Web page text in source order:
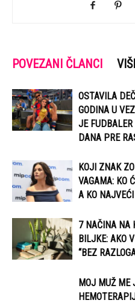
POVEZANI ČLANCI
OSTAVILA
GODINA U
JE
DANA PRE
KOJI ZNAK
VAGAMA: KO
A KO
7 NAČINA NA
BILJKE: AKO
“BEZ
MOJ MUŽ ME